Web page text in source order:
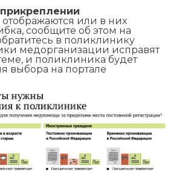
или в них
сообщите об этом на
в поликлинику
медорганизации исправят
и поликлиника будет
выбора на портале